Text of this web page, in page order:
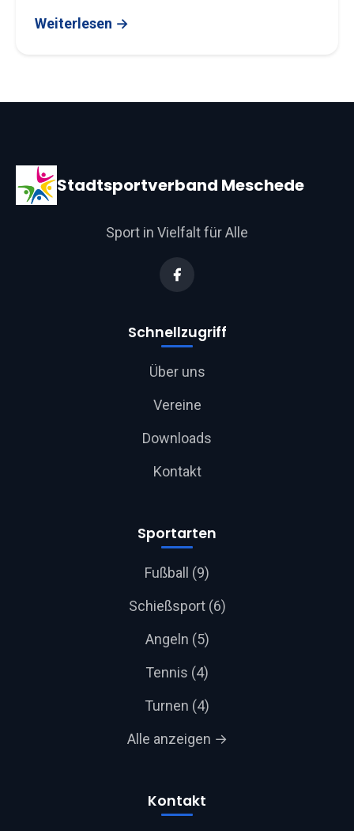
Weiterlesen →
Stadtsportverband Meschede
Sport in Vielfalt für Alle
Schnellzugriff
Über uns
Vereine
Downloads
Kontakt
Sportarten
Fußball (9)
Schießsport (6)
Angeln (5)
Tennis (4)
Turnen (4)
Alle anzeigen →
Kontakt